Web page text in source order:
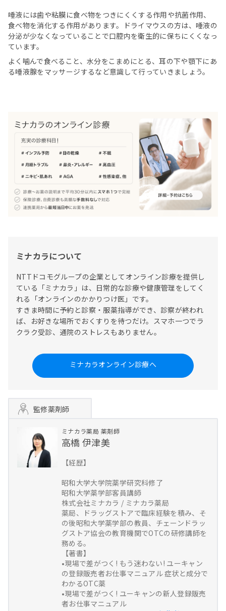
唾液には歯や粘膜に食べ物をつきにくくする作用や抗菌作用、
食べ物を消化する作用があります。ドライマウスの方は、唾液の
分泌が少なくなっていることで口腔内を衛生的に保ちにくくなっ
ています。
よく噛んで食べること、水分をこまめにとる、耳の下や顎下にあ
る唾液腺をマッサージするなど意識して行っていきましょう。
ミナカラについて
NTTドコモグループの企業としてオンライン診療を提供し
ている「ミナカラ」は、日常的な診療や健康管理をしてく
れる「オンラインのかかりつけ医」です。
すきま時間に予約と診察・服薬指導ができ、診察が終われ
ば、お好きな場所でおくすりを待つだけ。スマホ一つでラ
クラク受診、通院のストレスもありません。
ミナカラオンライン診療へ
監修薬剤師
ミナカラ薬局 薬剤師
高橋 伊津美
【経歴】
昭和大学大学院薬学研究科修了
昭和大学薬学部客員講師
株式会社ミナカラ / ミナカラ薬局
薬局、ドラッグストアで臨床経験を積み、そ
の後昭和大学薬学部の教員、チェーンドラッ
グストア協会の教育機関でOTCの研修講師を
務める。
【著書】
•現場で差がつく! もう迷わない! ユーキャン
の登録販売者お仕事マニュアル 症状と成分で
わかるOTC薬
•現場で差がつく! ユーキャンの新人登録販売
者お仕事マニュアル